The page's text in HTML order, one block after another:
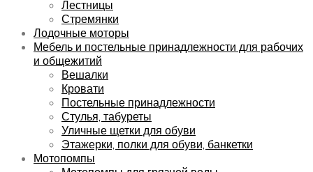
Лестницы
Стремянки
Лодочные моторы
Мебель и постельные принадлежности для рабочих
и общежитий
Вешалки
Кровати
Постельные принадлежности
Стулья, табуреты
Уличные щетки для обуви
Этажерки, полки для обуви, банкетки
Мотопомпы